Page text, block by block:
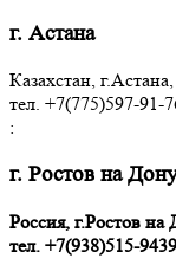
г. Астана
Казахстан,
тел. +7(775)597-91-
:
г. Ростов на
Россия, г.Ростов
тел. +7(938)515-9439